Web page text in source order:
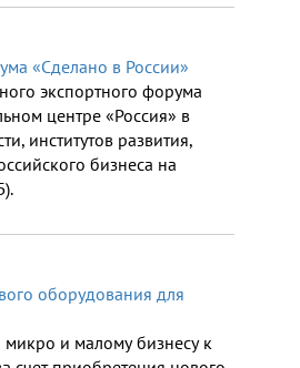
«Сделано в России»
экспортного форума
центре «Россия» в
институтов развития,
бизнеса на
оборудования для
микро и малому бизнесу к